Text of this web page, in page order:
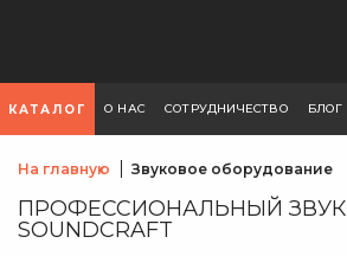
КАТАЛОГ О НАС СОТРУДНИЧЕСТВО БЛОГ
На главную Звуковое оборудование
ПРОФЕССИОНАЛЬНЫЙ ЗВУК |
SOUNDCRAFT